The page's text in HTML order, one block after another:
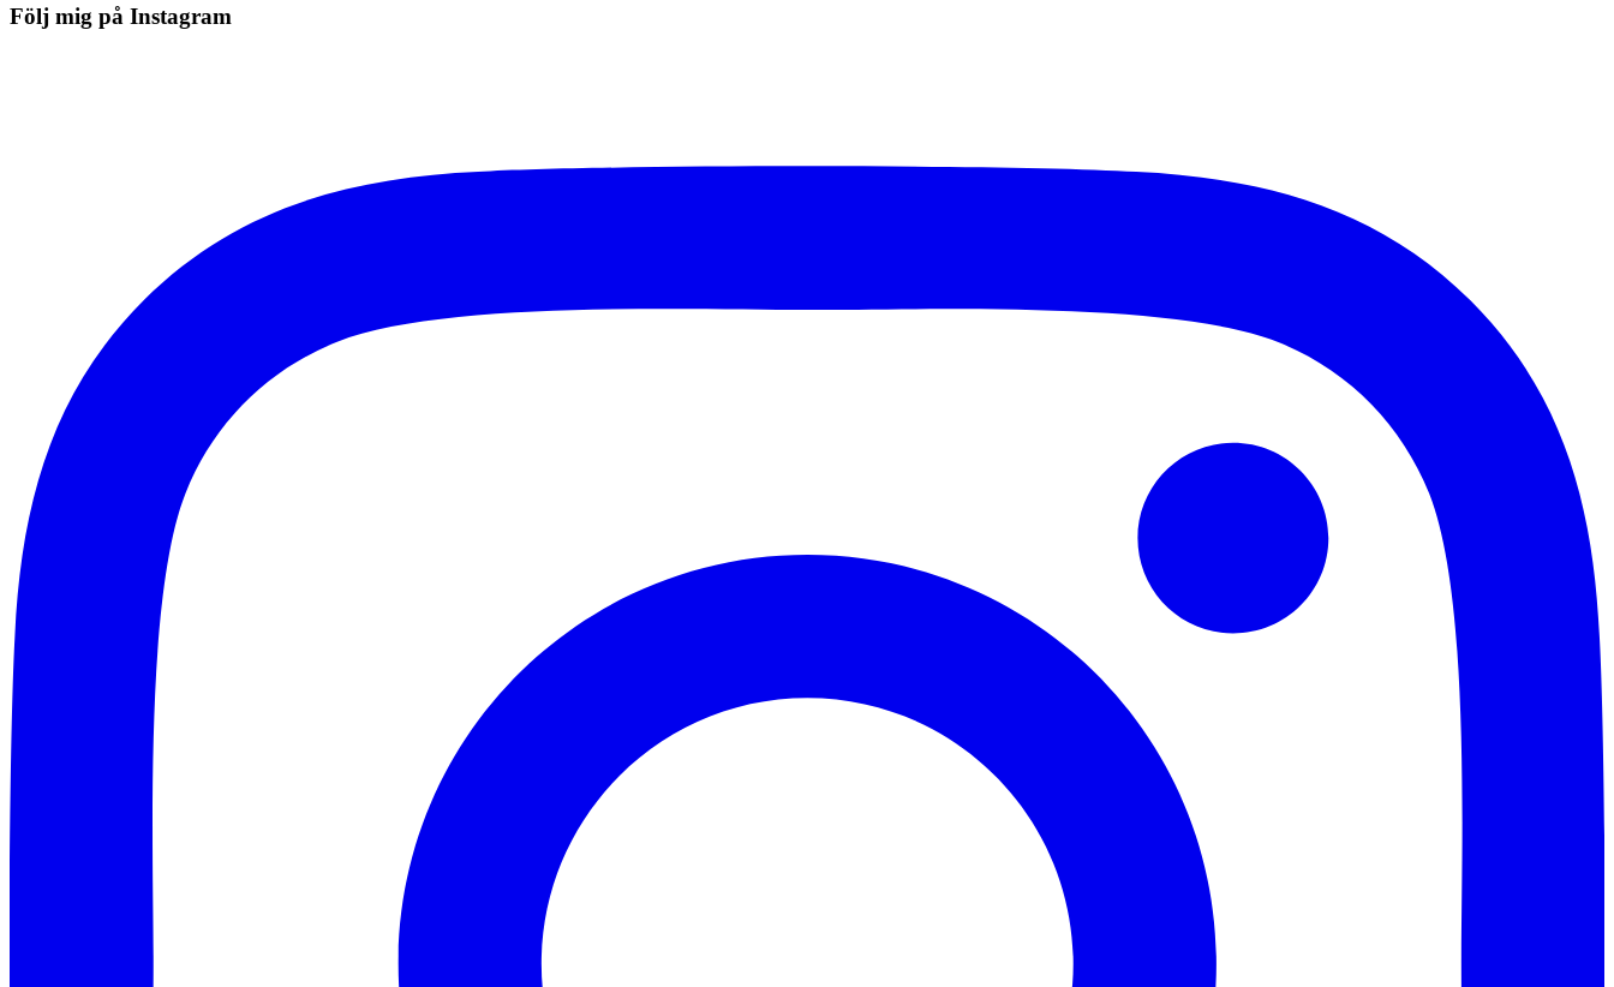
Följ mig på Instagram